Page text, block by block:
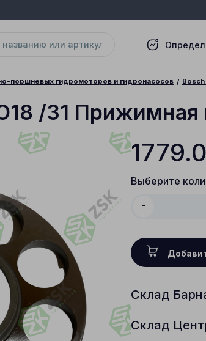
поршневых гидромоторов и гидронасосов
/31 Прижимная
Выберите
-
Склад
Склад